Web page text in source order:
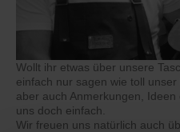
Wollt ihr etwas über unsere
einfach nur sagen wie toll
aber auch Anmerkungen,
uns doch einfach.
Wir freuen uns natürlich auch